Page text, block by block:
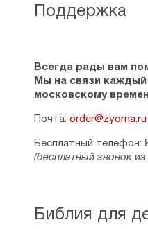
Поддержка
Всегда рады вам
Мы на связи каждый
московскому
Почта: order@zyorna.ru
Бесплатный телефон:
(бесплатный звонок
Библия для